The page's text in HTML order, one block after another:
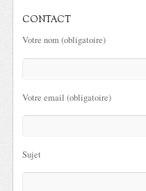
CONTACT
Votre nom (obligatoire)
Votre email (obligatoire)
Sujet